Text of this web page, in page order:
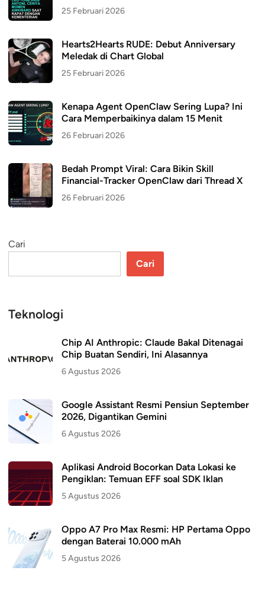
25 Februari 2026
Hearts2Hearts RUDE: Debut Anniversary
Meledak di Chart Global
25 Februari 2026
Kenapa Agent OpenClaw Sering Lupa? Ini
Cara Memperbaikinya dalam 15 Menit
26 Februari 2026
Bedah Prompt Viral: Cara Bikin Skill
Financial-Tracker OpenClaw dari Thread X
26 Februari 2026
Cari
Cari
Teknologi
Chip AI Anthropic: Claude Bakal Ditenagai
Chip Buatan Sendiri, Ini Alasannya
6 Agustus 2026
Google Assistant Resmi Pensiun September
2026, Digantikan Gemini
6 Agustus 2026
Aplikasi Android Bocorkan Data Lokasi ke
Pengiklan: Temuan EFF soal SDK Iklan
5 Agustus 2026
Oppo A7 Pro Max Resmi: HP Pertama Oppo
dengan Baterai 10.000 mAh
5 Agustus 2026